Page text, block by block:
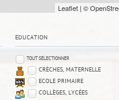
Leaflet| ©
EDUCATION
TOUT SÉLECTIONNER
CRÈCHES, MATERNELLE
ECOLE PRIMAIRE
COLLÈGES, LYCÉES